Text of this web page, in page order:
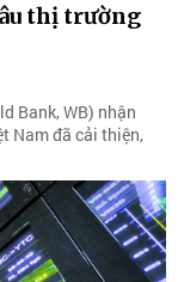
thị trường
Bank, WB) nhận
Nam đã cải thiện,